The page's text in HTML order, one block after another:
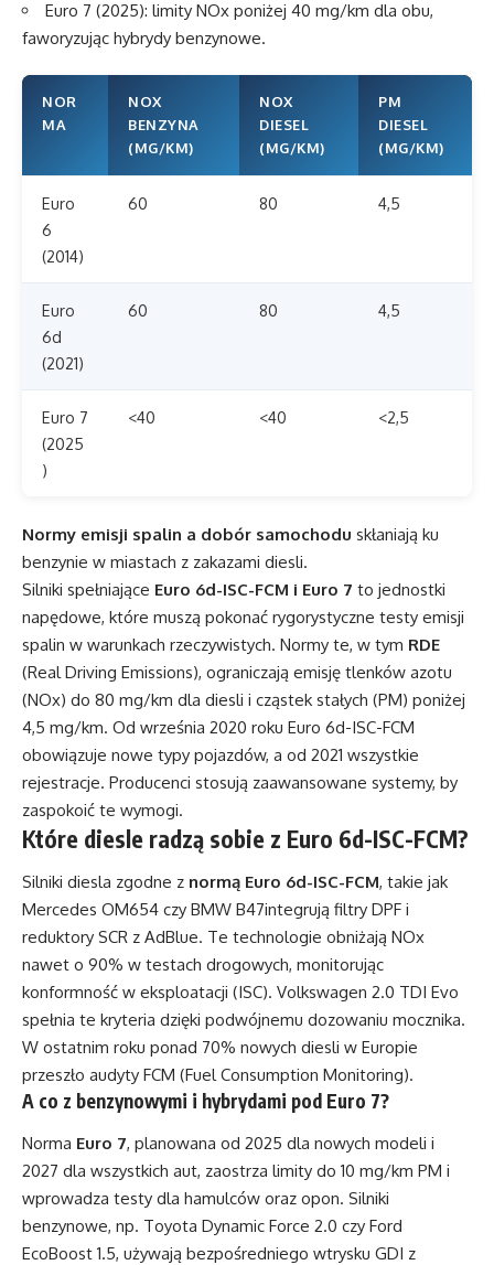
Euro 7 (2025): limity NOx poniżej 40 mg/km dla obu,
faworyzując hybrydy benzynowe.
NOR
MA
NOX
BENZYNA
(MG/KM)
NOX
DIESEL
(MG/KM)
PM
DIESEL
(MG/KM)
Euro
6
(2014)
60 80 4,5
Euro
6d
(2021)
60 80 4,5
Euro 7
(2025
)
<40 <40 <2,5
Normy emisji spalin a dobór samochodu skłaniają ku
benzynie w miastach z zakazami diesli.
Silniki spełniające Euro 6d-ISC-FCM i Euro 7 to jednostki
napędowe, które muszą pokonać rygorystyczne testy emisji
spalin w warunkach rzeczywistych. Normy te, w tym RDE
(Real Driving Emissions), ograniczają emisję tlenków azotu
(NOx) do 80 mg/km dla diesli i cząstek stałych (PM) poniżej
4,5 mg/km. Od września 2020 roku Euro 6d-ISC-FCM
obowiązuje nowe typy pojazdów, a od 2021 wszystkie
rejestracje. Producenci stosują zaawansowane systemy, by
zaspokoić te wymogi.
Które diesle radzą sobie z Euro 6d-ISC-FCM?
Silniki diesla zgodne z normą Euro 6d-ISC-FCM, takie jak
Mercedes OM654 czy BMW B47integrują filtry DPF i
reduktory SCR z AdBlue. Te technologie obniżają NOx
nawet o 90% w testach drogowych, monitorując
konformność w eksploatacji (ISC). Volkswagen 2.0 TDI Evo
spełnia te kryteria dzięki podwójnemu dozowaniu mocznika.
W ostatnim roku ponad 70% nowych diesli w Europie
przeszło audyty FCM (Fuel Consumption Monitoring).
A co z benzynowymi i hybrydami pod Euro 7?
Norma Euro 7, planowana od 2025 dla nowych modeli i
2027 dla wszystkich aut, zaostrza limity do 10 mg/km PM i
wprowadza testy dla hamulców oraz opon. Silniki
benzynowe, np. Toyota Dynamic Force 2.0 czy Ford
EcoBoost 1.5, używają bezpośredniego wtrysku GDI z